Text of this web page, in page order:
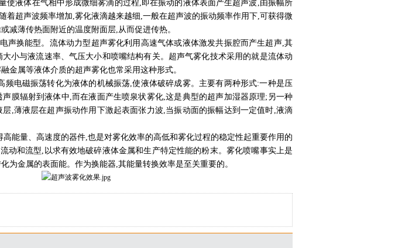
使液体在气相中形成微细雾滴的过程,即在振动的液体表面产生超声波,由振幅所
着超声波频率增加,雾化液滴越来越细,一般在超声波的振动频率作用下,可获得微
减薄传热面附近的温度附面层,从而促进传热。
声换能型。流体动力型超声雾化利用高速气体或液体激发共振腔而产生超声,其
小与液流速率、气压大小和喷嘴结构有关。超声气雾化技术采用的就是流体动
金属等液体介质的超声雾化也常采用这种形式。
频电磁振荡转化为液体的机械振荡,使液体破碎成雾。主要有两种形式:一种是压
膜辐射到液体中,而在液面产生喷泉状雾化,这是典型的超声加湿器原理;另一种
,薄液层在超声振动作用下激起表面张力波,当振动面的振幅达到一定值时,液滴
能量、高速度的器件,也是对雾化效率的高低和雾化过程的稳定性起重要作用的
动和流型,以求有效地破碎液体金属和生产特定性能的粉末。雾化喷嘴事实上是
为金属的表面能。作为换能器,其能量转换效率是至关重要的。